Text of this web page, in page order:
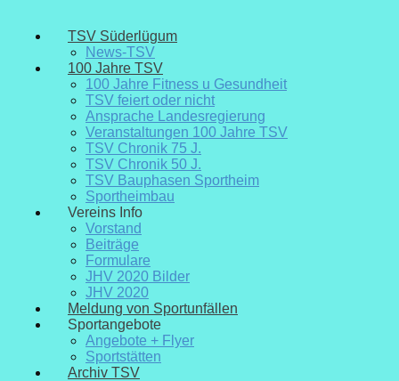
TSV Süderlügum
News-TSV
100 Jahre TSV
100 Jahre Fitness u Gesundheit
TSV feiert oder nicht
Ansprache Landesregierung
Veranstaltungen 100 Jahre TSV
TSV Chronik 75 J.
TSV Chronik 50 J.
TSV Bauphasen Sportheim
Sportheimbau
Vereins Info
Vorstand
Beiträge
Formulare
JHV 2020 Bilder
JHV 2020
Meldung von Sportunfällen
Sportangebote
Angebote + Flyer
Sportstätten
Archiv TSV